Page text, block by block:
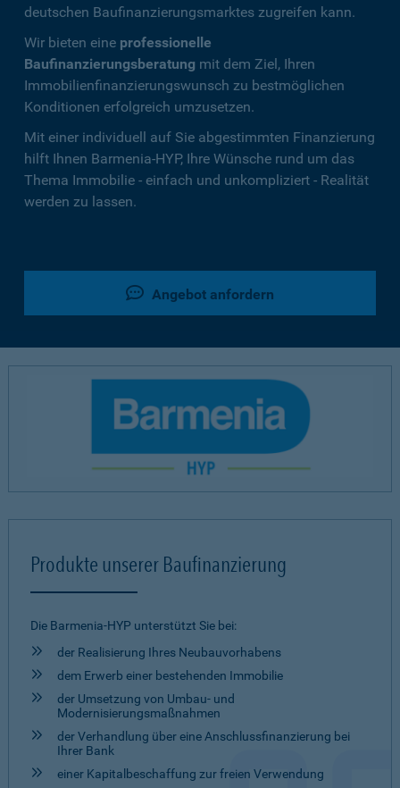
deutschen Baufinanzierungsmarktes zugreifen kann.
Wir bieten eine professionelle
Baufinanzierungsberatung mit dem Ziel, Ihren
Immobilienfinanzierungswunsch zu bestmöglichen
Konditionen erfolgreich umzusetzen.
Mit einer individuell auf Sie abgestimmten Finanzierung
hilft Ihnen Barmenia-HYP, Ihre Wünsche rund um das
Thema Immobilie - einfach und unkompliziert - Realität
werden zu lassen.
Angebot anfordern
Produkte unserer Baufinanzierung
Die Barmenia-HYP unterstützt Sie bei:
der Realisierung Ihres Neubauvorhabens
dem Erwerb einer bestehenden Immobilie
der Umsetzung von Umbau- und
Modernisierungsmaßnahmen
der Verhandlung über eine Anschlussfinanzierung bei
Ihrer Bank
einer Kapitalbeschaffung zur freien Verwendung